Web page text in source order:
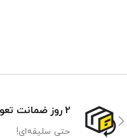
2 روز ضمانت تعویض
حتی سلیقه‌ای!